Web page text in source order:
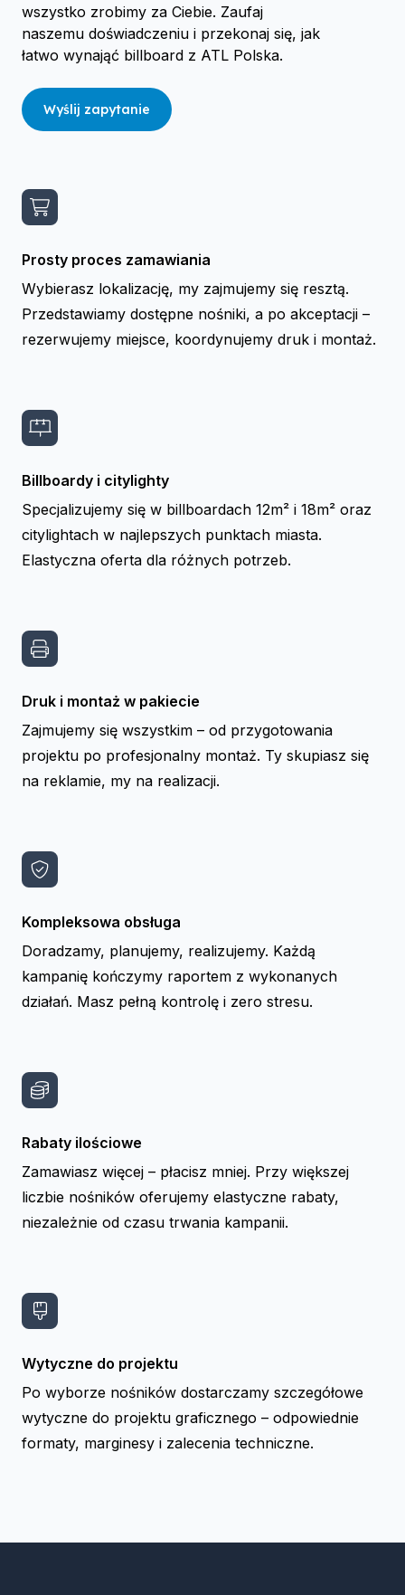
wszystko zrobimy za Ciebie. Zaufaj
naszemu doświadczeniu i przekonaj się, jak
łatwo wynająć billboard z ATL Polska.
Wyślij zapytanie
Prosty proces zamawiania
Wybierasz lokalizację, my zajmujemy się resztą.
Przedstawiamy dostępne nośniki, a po akceptacji –
rezerwujemy miejsce, koordynujemy druk i montaż.
Billboardy i citylighty
Specjalizujemy się w billboardach 12m² i 18m² oraz
citylightach w najlepszych punktach miasta.
Elastyczna oferta dla różnych potrzeb.
Druk i montaż w pakiecie
Zajmujemy się wszystkim – od przygotowania
projektu po profesjonalny montaż. Ty skupiasz się
na reklamie, my na realizacji.
Kompleksowa obsługa
Doradzamy, planujemy, realizujemy. Każdą
kampanię kończymy raportem z wykonanych
działań. Masz pełną kontrolę i zero stresu.
Rabaty ilościowe
Zamawiasz więcej – płacisz mniej. Przy większej
liczbie nośników oferujemy elastyczne rabaty,
niezależnie od czasu trwania kampanii.
Wytyczne do projektu
Po wyborze nośników dostarczamy szczegółowe
wytyczne do projektu graficznego – odpowiednie
formaty, marginesy i zalecenia techniczne.